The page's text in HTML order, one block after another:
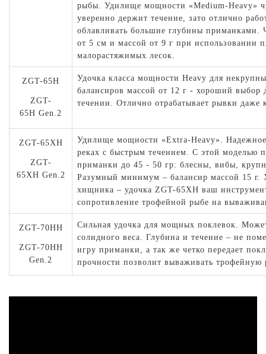
рыбы. Удилище мощности «Medium-Heavy»
уверенно держит течение, зато отлично
облавливать большие глубины приманками.
от 5 см и массой от 9 г при использовании
малорастяжимых лесок.
ZGT-65H
ZGT-
65H Gen.2
Удочка класса мощности Heavy для
балансиров массой от 12 г - хороший выбор
течении. Отлично отрабатывает рывки
ZGT-65XH
ZGT-
65XH Gen.2
Удилище мощности «Extra-Heavy».
реках с быстрым течением. С этой моделью
приманки до 45 - 50 гр: блесны, вибы,
Разумный минимум – балансир массой 15 г.
хищника – удочка ZGT-65XH ваш
сопротивление трофейной рыбе на
ZGT-70HH
ZGT-70HH
Gen.2
Сильная удочка для мощных поклевок.
солидного веса. Глубина и течение – не
игру приманки, а так же четко передает
прочности позволит вываживать